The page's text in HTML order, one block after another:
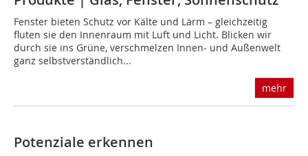
Fenster bieten Schutz vor Kälte und Lärm – gleichzeitig
fluten sie den Innenraum mit Luft und Licht. Blicken wir
durch sie ins Grüne, verschmelzen Innen- und Außenwelt
ganz selbstverständlich...
mehr
Potenziale erkennen